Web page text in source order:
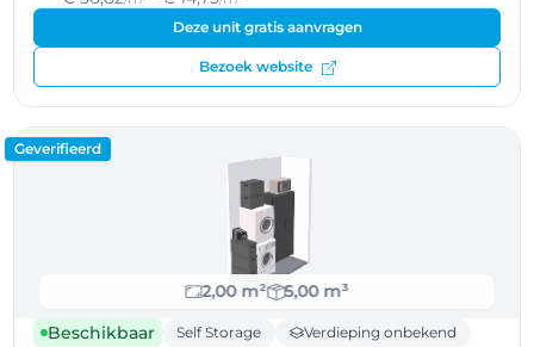
Deze unit gratis aanvragen
Bezoek website
Geverifieerd
2,00 m²
5,00 m³
Beschikbaar
Self Storage Verdieping onbekend